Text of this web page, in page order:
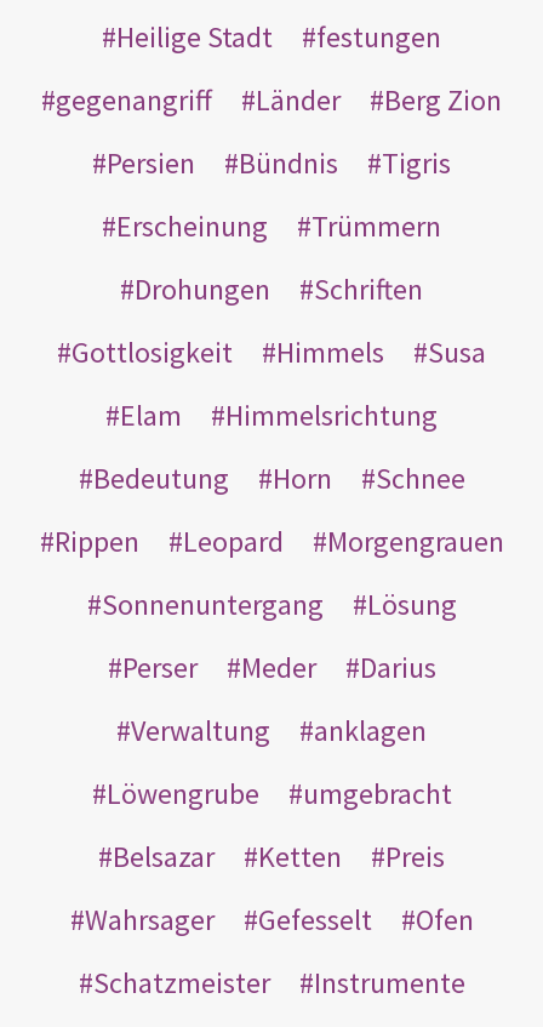
Heilige Stadt
festungen
gegenangriff
Länder
Berg Zion
Persien
Bündnis
Tigris
Erscheinung
Trümmern
Drohungen
Schriften
Gottlosigkeit
Himmels
Susa
Elam
Himmelsrichtung
Bedeutung
Horn
Schnee
Rippen
Leopard
Morgengrauen
Sonnenuntergang
Lösung
Perser
Meder
Darius
Verwaltung
anklagen
Löwengrube
umgebracht
Belsazar
Ketten
Preis
Wahrsager
Gefesselt
Ofen
Schatzmeister
Instrumente